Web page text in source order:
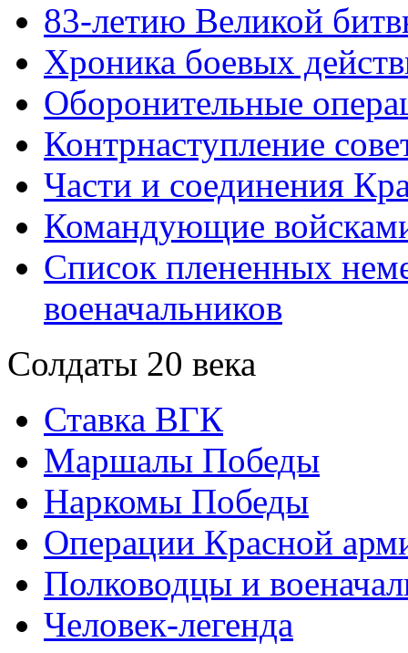
83-летию Великой
Хроника боевых
Оборонительные
Контрнаступление
Части и соединения
Командующие
Список плененных
военачальников
Солдаты 20 века
Ставка ВГК
Маршалы Победы
Наркомы Победы
Операции Красной
Полководцы и
Человек-легенда